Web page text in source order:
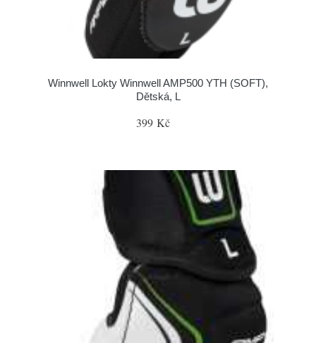
Winnwell Lokty Winnwell AMP500 YTH (SOFT),
Dětská, L
399 Kč